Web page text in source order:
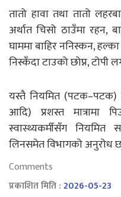
तातो हावा तथा तातो
अर्थात चिसो ठाउँमा रहन,
घाममा बाहिर ननिस्कन,
निस्कँदा टाउको छोप्न, टोपी
यस्तै नियमित (पटक–पटक)
आदि) प्रशस्त मात्रामा
स्वास्थ्यकर्मीसँग
लिनसमेत विभागको अनुरोध
Comments
प्रकाशित मिति :2026-05-23